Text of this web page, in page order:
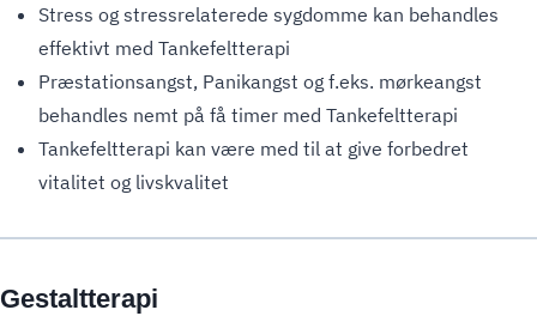
Stress og stressrelaterede sygdomme kan behandles
effektivt med Tankefeltterapi
Præstationsangst, Panikangst og f.eks. mørkeangst
behandles nemt på få timer med Tankefeltterapi
Tankefeltterapi kan være med til at give forbedret
vitalitet og livskvalitet
Gestaltterapi